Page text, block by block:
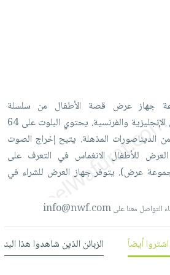
جهازعرض قصة الأطفال من سلسلة
الإنجليزية والفرنسية. يحتوي البلوتعلى64
من الديناصورات المذهلة. يتيحإخراج الصوت
العرض للأطفال الانغماس في التعرفعلى
عرض). يتوفرجهاز العرض للشراء في
التواصل معنا علىinfo@nwf.com
اشتروا أيضاً الزبائن الذين شاهدوا هذا